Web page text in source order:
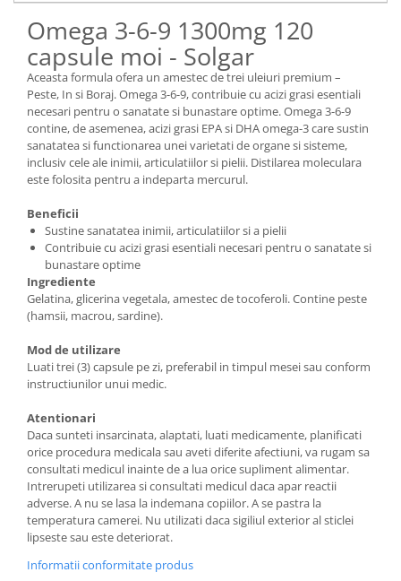
Omega 3-6-9 1300mg 120
capsule moi - Solgar
Aceasta formula ofera un amestec de trei uleiuri premium –
Peste, In si Boraj. Omega 3-6-9, contribuie cu acizi grasi esentiali
necesari pentru o sanatate si bunastare optime. Omega 3-6-9
contine, de asemenea, acizi grasi EPA si DHA omega-3 care sustin
sanatatea si functionarea unei varietati de organe si sisteme,
inclusiv cele ale inimii, articulatiilor si pielii. Distilarea moleculara
este folosita pentru a indeparta mercurul.
Beneficii
Sustine sanatatea inimii, articulatiilor si a pielii
Contribuie cu acizi grasi esentiali necesari pentru o sanatate si
bunastare optime
Ingrediente
Gelatina, glicerina vegetala, amestec de tocoferoli. Contine peste
(hamsii, macrou, sardine).
Mod de utilizare
Luati trei (3) capsule pe zi, preferabil in timpul mesei sau conform
instructiunilor unui medic.
Atentionari
Daca sunteti insarcinata, alaptati, luati medicamente, planificati
orice procedura medicala sau aveti diferite afectiuni, va rugam sa
consultati medicul inainte de a lua orice supliment alimentar.
Intrerupeti utilizarea si consultati medicul daca apar reactii
adverse. A nu se lasa la indemana copiilor. A se pastra la
temperatura camerei. Nu utilizati daca sigiliul exterior al sticlei
lipseste sau este deteriorat.
Informatii conformitate produs